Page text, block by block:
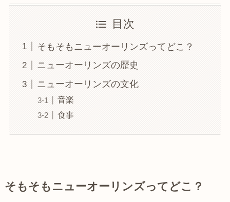
目次
そもそもニューオーリンズってどこ？
ニューオーリンズの歴史
ニューオーリンズの文化
音楽
食事
そもそもニューオーリンズってどこ？